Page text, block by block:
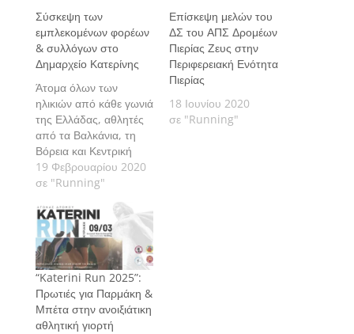
Σύσκεψη των
εμπλεκομένων φορέων
& συλλόγων στο
Δημαρχείο Κατερίνης
Άτομα όλων των
ηλικιών από κάθε γωνιά
της Ελλάδας, αθλητές
από τα Βαλκάνια, τη
Βόρεια και Κεντρική
Ευρώπη, δεκάδες
σύλλογοι και φορείς,
σχήματα, συμμετέχουν
στα αγωνίσματα
της11ης διοργάνωσης
Katerini Run, την
Κυριακή 8 Μαρτίου με
αφετηρία και
τερματισμό την πλατεία
Ελευθερίας.
19 Φεβρουαρίου 2020
σε "Running"
Επίσκεψη μελών του
ΔΣ του ΑΠΣ Δρομέων
Πιερίας Ζευς στην
Περιφερειακή Ενότητα
Πιερίας
18 Ιουνίου 2020
σε "Running"
“Katerini Run 2025”:
Πρωτιές για Παρμάκη &
Μπέτα στην ανοιξιάτικη
αθλητική γιορτή